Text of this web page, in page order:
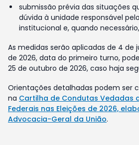
submissão prévia das situações
dúvida à unidade responsável
institucional e, quando
As medidas serão aplicadas de 4 de
de 2026, data do primeiro turno,
25 de outubro de 2026, caso haja
Orientações detalhadas podem ser
na Cartilha de Condutas Vedadas
Federais nas Eleições de 2026,
Advocacia-Geral da União.